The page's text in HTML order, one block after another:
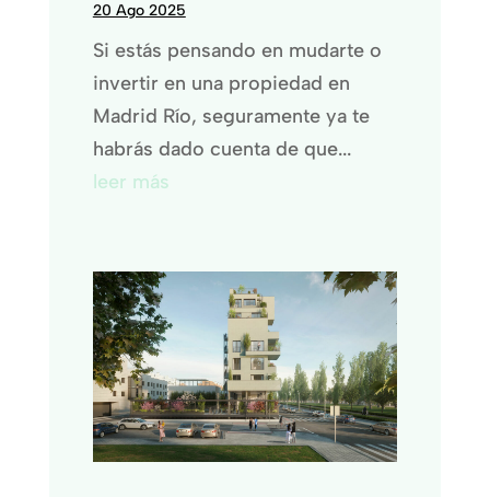
20 Ago 2025
Si estás pensando en mudarte o
invertir en una propiedad en
Madrid Río, seguramente ya te
habrás dado cuenta de que...
leer más